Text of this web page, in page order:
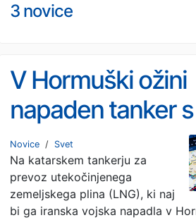
3 novice
V Hormuški ožini
napaden tanker s
hrvaško posadko
Novice / Svet
Na katarskem tankerju za
prevoz utekočinjenega
zemeljskega plina (LNG), ki naj
bi ga iranska vojska napadla v